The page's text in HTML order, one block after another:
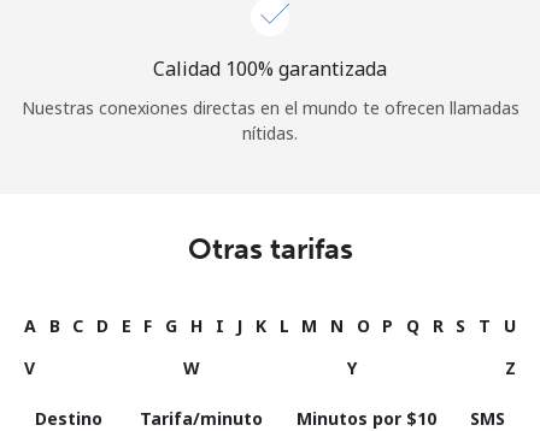
Calidad 100% garantizada
Nuestras conexiones directas en el mundo te ofrecen llamadas
nítidas.
Otras tarifas
A B C D E F G H I J K L M N O P Q R S T
U
V
W Y Z
Destino Tarifa/minuto Minutos por ⁦$10⁩ SMS